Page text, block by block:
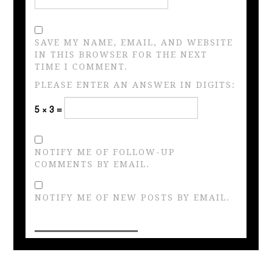
SAVE MY NAME, EMAIL, AND WEBSITE
IN THIS BROWSER FOR THE NEXT
TIME I COMMENT.
PLEASE ENTER AN ANSWER IN DIGITS:
5 × 3 =
NOTIFY ME OF FOLLOW-UP
COMMENTS BY EMAIL.
NOTIFY ME OF NEW POSTS BY EMAIL.